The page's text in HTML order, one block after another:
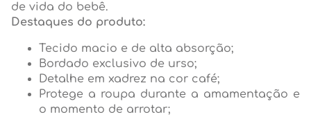
de vida do bebê.
Destaques do produto:
Tecido macio e de alta absorção;
Bordado exclusivo de urso;
Detalhe em xadrez na cor café;
Protege a roupa durante a amamentação e
o momento de arrotar;